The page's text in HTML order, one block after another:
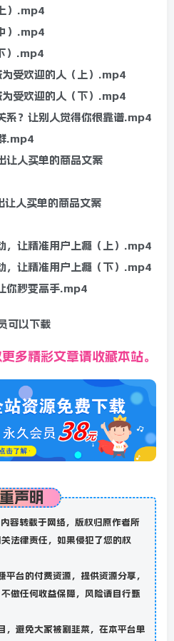
）.mp4
）.mp4
）.mp4
受欢迎的人（上）.mp4
受欢迎的人（下）.mp4
系？让别人觉得你很靠谱.mp4
.mp4
让人买单的商品文案
让人买单的商品文案
，让精准用户上瘾（上）.mp4
，让精准用户上瘾（下）.mp4
你秒变高手.mp4
可以下载
多精彩文章请收藏本站。
声明
内容转载于网络，版权归原作者所
法律责任，如果侵犯了您的权
台的付费资源，提供资源分享，
做任何收益保障，风险请自行甄
，避免大家被割韭菜，在本平台单